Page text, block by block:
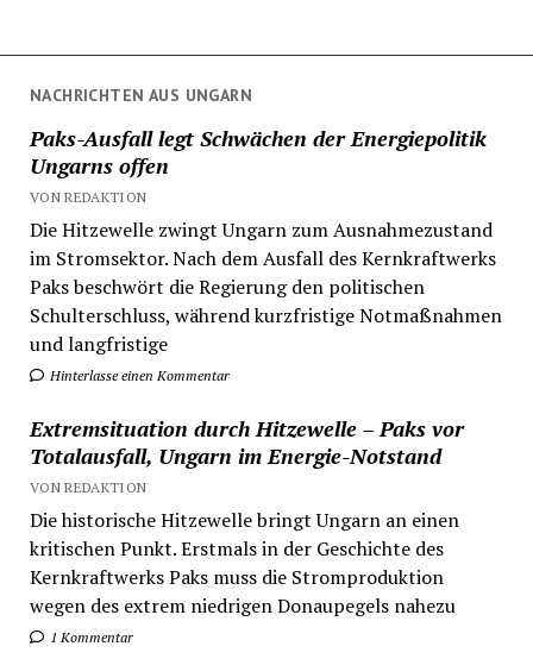
NACHRICHTEN AUS UNGARN
Paks-Ausfall legt Schwächen der Energiepolitik
Ungarns offen
VON REDAKTION
Die Hitzewelle zwingt Ungarn zum Ausnahmezustand
im Stromsektor. Nach dem Ausfall des Kernkraftwerks
Paks beschwört die Regierung den politischen
Schulterschluss, während kurzfristige Notmaßnahmen
und langfristige
Hinterlasse einen Kommentar
Extremsituation durch Hitzewelle – Paks vor
Totalausfall, Ungarn im Energie-Notstand
VON REDAKTION
Die historische Hitzewelle bringt Ungarn an einen
kritischen Punkt. Erstmals in der Geschichte des
Kernkraftwerks Paks muss die Stromproduktion
wegen des extrem niedrigen Donaupegels nahezu
1 Kommentar